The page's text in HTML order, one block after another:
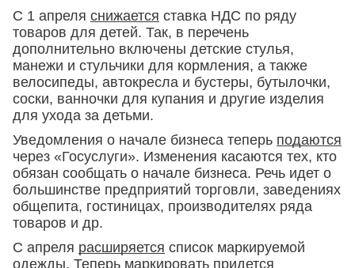
С 1 апреля снижается ставка НДС по ряду
товаров для детей. Так, в перечень
дополнительно включены детские стулья,
манежи и стульчики для кормления, а также
велосипеды, автокресла и бустеры, бутылочки,
соски, ванночки для купания и другие изделия
для ухода за детьми.
Уведомления о начале бизнеса теперь подаются
через «Госуслуги». Изменения касаются тех, кто
обязан сообщать о начале бизнеса. Речь идет о
большинстве предприятий торговли, заведениях
общепита, гостиницах, производителях ряда
товаров и др.
С апреля расширяется список маркируемой
одежды. Теперь маркировать придется